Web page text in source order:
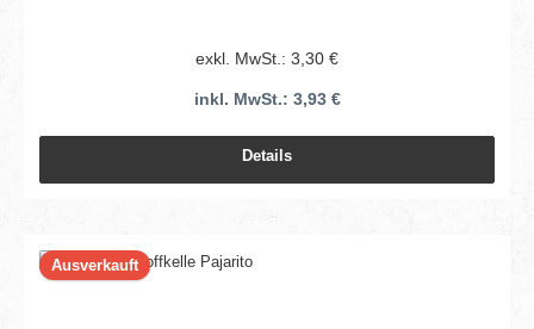
exkl. MwSt.: 3,30 €
inkl. MwSt.: 3,93 €
Details
Ausverkauft